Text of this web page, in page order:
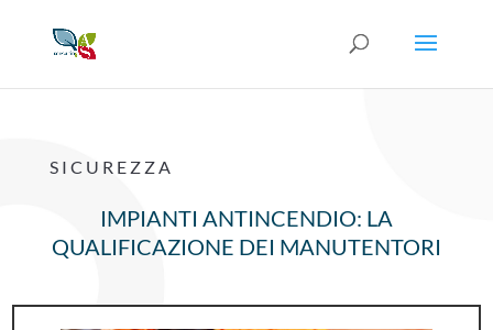
SICUREZZA
IMPIANTI ANTINCENDIO: LA
QUALIFICAZIONE DEI MANUTENTORI